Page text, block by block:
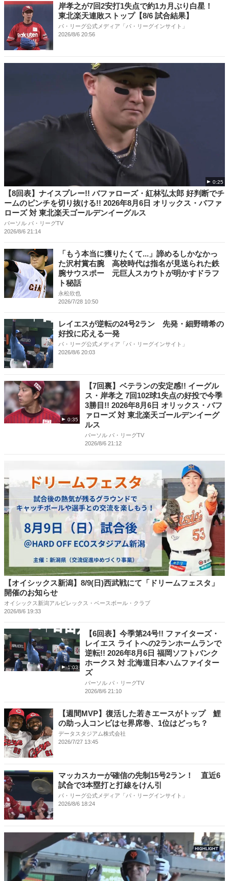
岸孝之が7回2安打1失点で約1カ月ぶり白星！
東北楽天連敗ストップ【8/6 試合結果】
パ・リーグ公式メディア「パ・リーグインサイト」
2026/8/6 20:56
0:25
【8回表】ナイスプレー!! バファローズ・紅林弘太郎 好判断でチ
ームのピンチを切り抜ける!! 2026年8月6日 オリックス・バファ
ローズ 対 東北楽天ゴールデンイーグルス
パーソル パ・リーグTV
2026/8/6 21:14
「もう本当に獲りたくて...」諦めるしかなかっ
た沢村賞右腕 高校時代は指名が見送られた鉄
腕サウスポー 元巨人スカウトが明かすドラフ
ト秘話
永松欣也
2026/7/28 10:50
レイエスが逆転の24号2ラン 先発・細野晴希の
好投に応える一発
パ・リーグ公式メディア「パ・リーグインサイト」
2026/8/6 20:03
0:35
【7回裏】ベテランの安定感!! イーグル
ス・岸孝之 7回102球1失点の好投で今季
3勝目!! 2026年8月6日 オリックス・バフ
ァローズ 対 東北楽天ゴールデンイーグ
ルス
パーソル パ・リーグTV
2026/8/6 21:12
【オイシックス新潟】8/9(日)西武戦にて「ドリームフェスタ」
開催のお知らせ
オイシックス新潟アルビレックス・ベースボール・クラブ
2026/8/6 19:33
1:03
【6回表】今季第24号!! ファイターズ・
レイエス ライトへの2ランホームランで
逆転!! 2026年8月6日 福岡ソフトバンク
ホークス 対 北海道日本ハムファイター
ズ
パーソル パ・リーグTV
2026/8/6 21:10
【週間MVP】復活した若きエースがトップ 鯉
の助っ人コンビはセ界席巻、1位はどっち？
データスタジアム株式会社
2026/7/27 13:45
マッカスカーが確信の先制15号2ラン！ 直近6
試合で3本塁打と打線をけん引
パ・リーグ公式メディア「パ・リーグインサイト」
2026/8/6 18:24